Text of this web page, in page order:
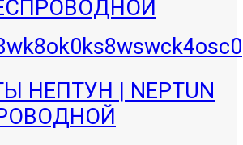
НЕПТУН | NEPTUN